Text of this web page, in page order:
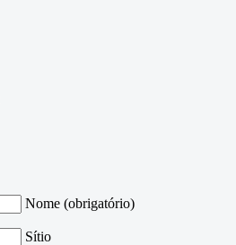
Nome (obrigatório)
Sítio